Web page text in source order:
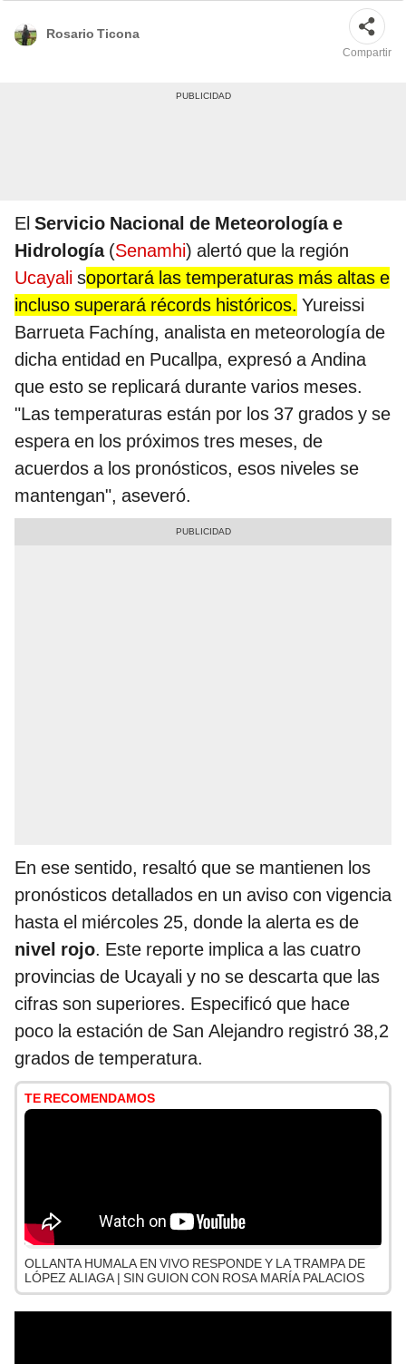
Rosario Ticona
Compartir
El Servicio Nacional de Meteorología e
Hidrología (Senamhi) alertó que la región
Ucayali soportará las temperaturas más altas e
incluso superará récords históricos. Yureissi
Barrueta Fachíng, analista en meteorología de
dicha entidad en Pucallpa, expresó a Andina
que esto se replicará durante varios meses.
"Las temperaturas están por los 37 grados y se
espera en los próximos tres meses, de
acuerdos a los pronósticos, esos niveles se
mantengan", aseveró.
En ese sentido, resaltó que se mantienen los
pronósticos detallados en un aviso con vigencia
hasta el miércoles 25, donde la alerta es de
nivel rojo. Este reporte implica a las cuatro
provincias de Ucayali y no se descarta que las
cifras son superiores. Especificó que hace
poco la estación de San Alejandro registró 38,2
grados de temperatura.
TE RECOMENDAMOS
OLLANTA HUMALA EN VIVO RESPONDE Y LA TRAMPA DE
LÓPEZ ALIAGA | SIN GUION CON ROSA MARÍA PALACIOS